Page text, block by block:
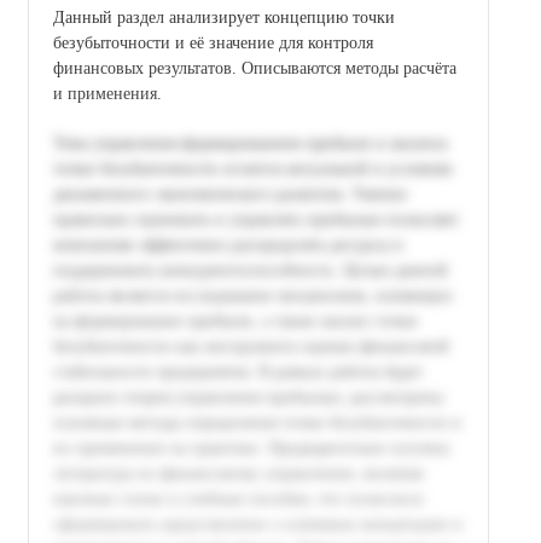
Данный раздел анализирует концепцию точки
безубыточности и её значение для контроля
финансовых результатов. Описываются методы расчёта
и применения.